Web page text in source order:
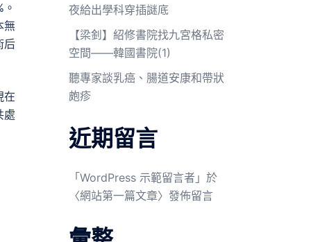
無
后
在
處
夜給出學科穿插謎底
【梁釗】紹修書院找九宮格私密
空間——韓國書院(1)
聽專家談乳癌、腸道安康和帶狀
皰疹
近期留言
「 WordPress 示範留言者 」於
〈網站第一篇文章〉發佈留言